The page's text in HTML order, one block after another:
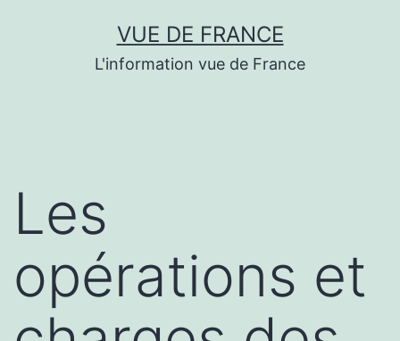
VUE DE FRANCE
L'information vue de France
Les
opérations et